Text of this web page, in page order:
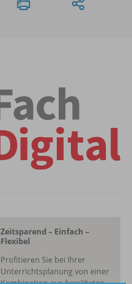
Zeitsparend – Einfach –
Flexibel
Profitieren Sie bei Ihrer
Unterrichtsplanung von einer